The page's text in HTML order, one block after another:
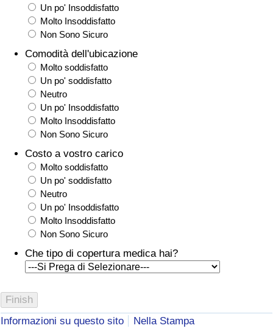
Un po' Insoddisfatto
Molto Insoddisfatto
Non Sono Sicuro
Comodità dell'ubicazione
Molto soddisfatto
Un po' soddisfatto
Neutro
Un po' Insoddisfatto
Molto Insoddisfatto
Non Sono Sicuro
Costo a vostro carico
Molto soddisfatto
Un po' soddisfatto
Neutro
Un po' Insoddisfatto
Molto Insoddisfatto
Non Sono Sicuro
Che tipo di copertura medica hai?
Informazioni su questo sito Nella Stampa